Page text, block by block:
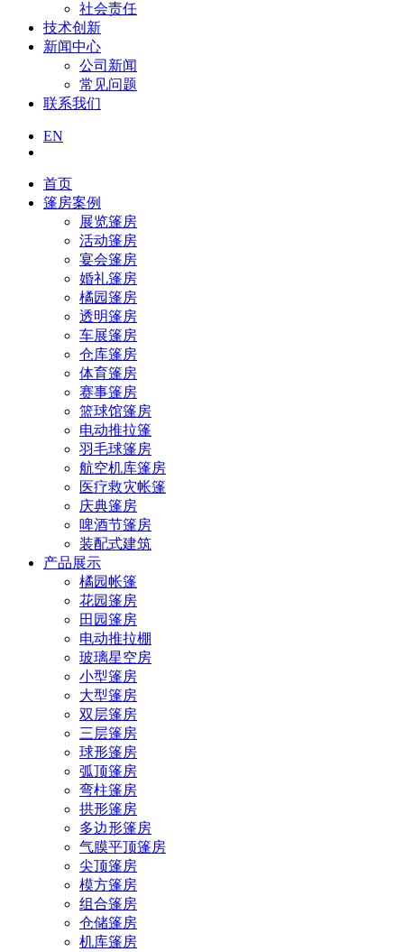
社会责任
技术创新
新闻中心
公司新闻
常见问题
联系我们
EN
首页
篷房案例
展览篷房
活动篷房
宴会篷房
婚礼篷房
橘园篷房
透明篷房
车展篷房
仓库篷房
体育篷房
赛事篷房
篮球馆篷房
电动推拉篷
羽毛球篷房
航空机库篷房
医疗救灾帐篷
庆典篷房
啤酒节篷房
装配式建筑
产品展示
橘园帐篷
花园篷房
田园篷房
电动推拉棚
玻璃星空房
小型篷房
大型篷房
双层篷房
三层篷房
球形篷房
弧顶篷房
弯柱篷房
拱形篷房
多边形篷房
气膜平顶篷房
尖顶篷房
模方篷房
组合篷房
仓储篷房
机库篷房